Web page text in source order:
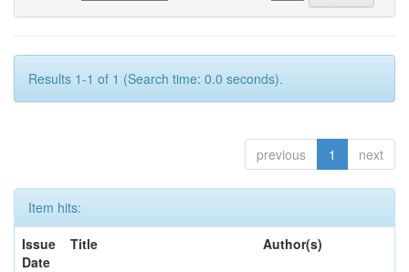
Results 1-1 of 1 (Search time: 0.0 seconds).
previous 1 next
Item hits:
Issue
Date
Title Author(s)